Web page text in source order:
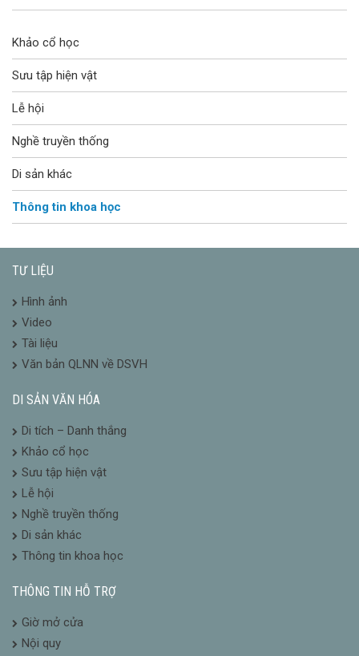
Khảo cổ học
Sưu tập hiện vật
Lễ hội
Nghề truyền thống
Di sản khác
Thông tin khoa học
TƯ LIỆU
Hình ảnh
Video
Tài liệu
Văn bản QLNN về DSVH
DI SẢN VĂN HÓA
Di tích – Danh thắng
Khảo cổ học
Sưu tập hiện vật
Lễ hội
Nghề truyền thống
Di sản khác
Thông tin khoa học
THÔNG TIN HỖ TRỢ
Giờ mở cửa
Nội quy